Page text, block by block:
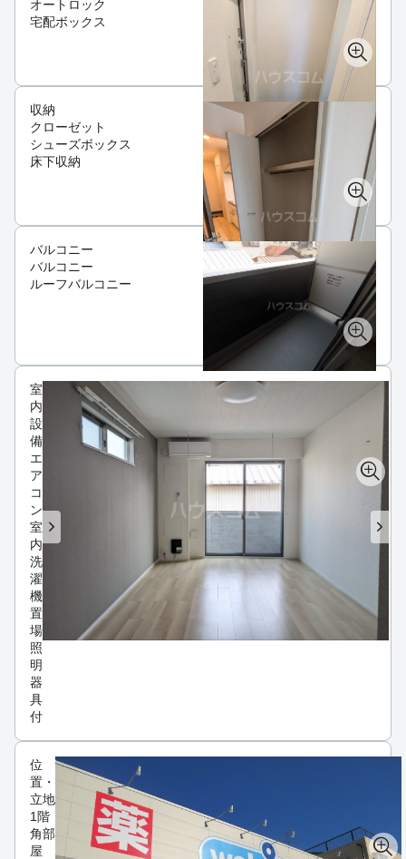
オートロック
宅配ボックス
収納
クローゼット
シューズボックス
床下収納
バルコニー
バルコニー
ルーフバルコニー
室
内
設
備
エ
ア
コ
ン
室
内
洗
濯
機
置
場
照
明
器
具
付
位
置・
立地
1階
角部
屋